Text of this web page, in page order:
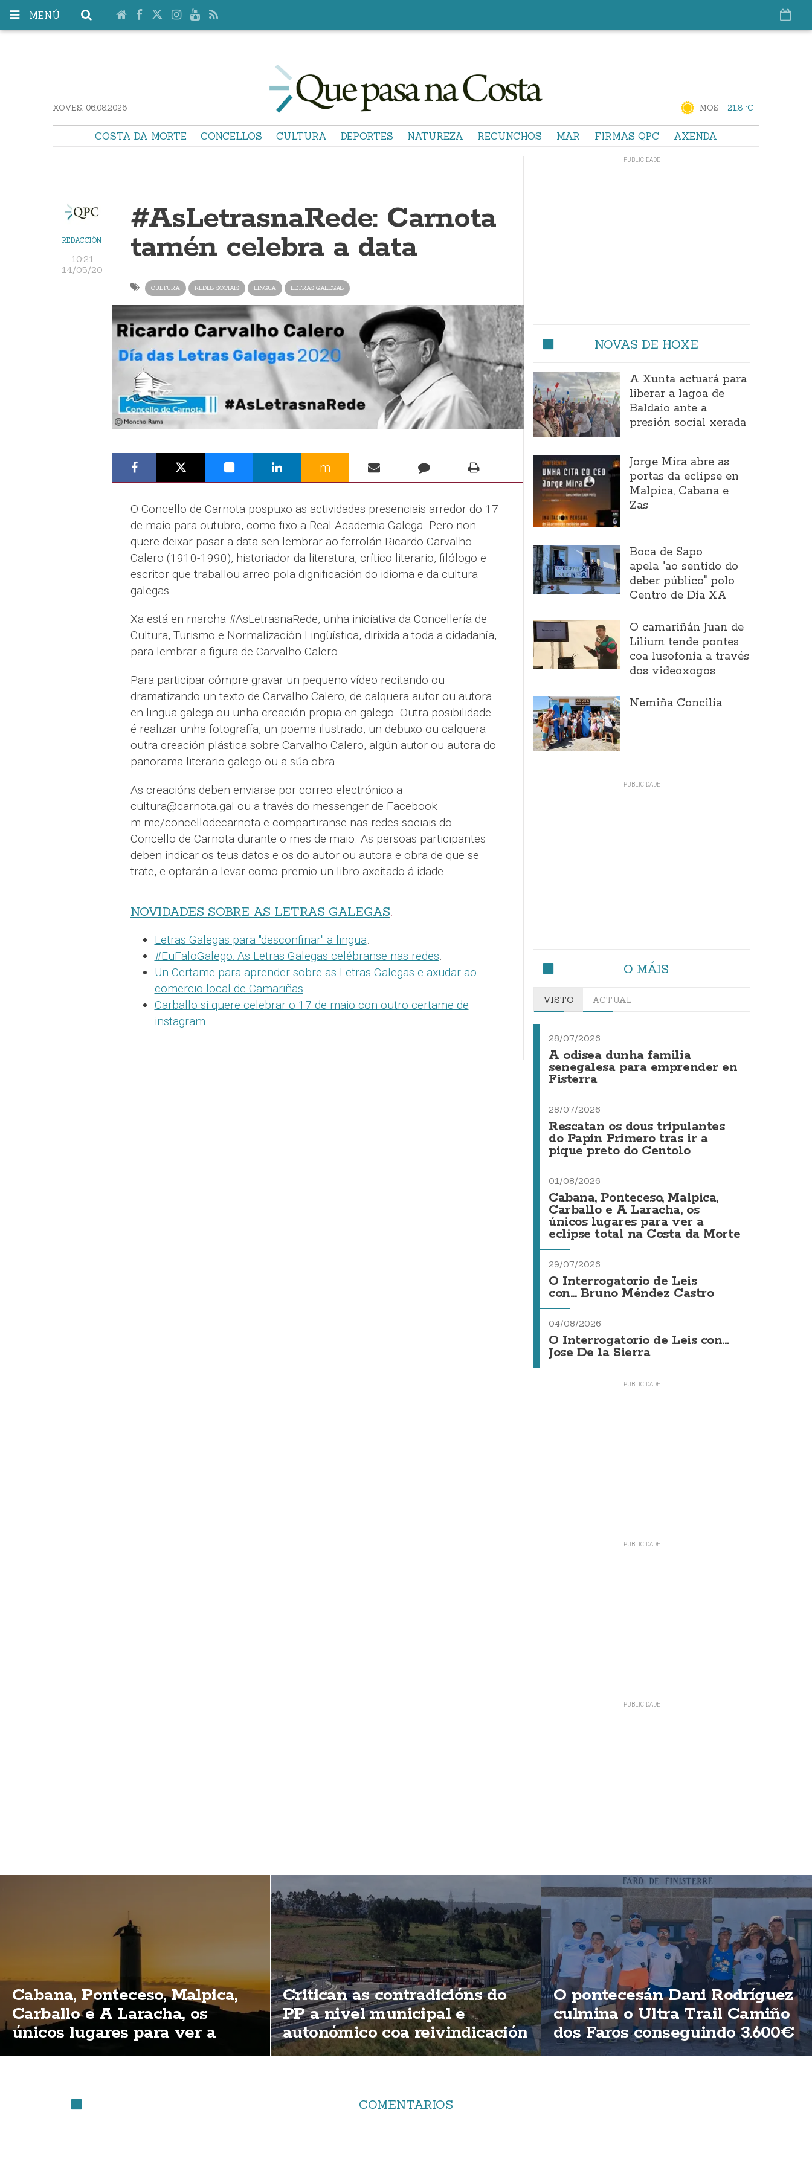
MENÚ
XOVES. 06.08.2026 MOS 21.8 °C
COSTA DA MORTE CONCELLOS CULTURA DEPORTES NATUREZA RECUNCHOS MAR FIRMAS QPC AXENDA
REDACCIÓN
10:21
14/05/20
#AsLetrasnaRede: Carnota
tamén celebra a data
CULTURA REDES SOCIAIS LINGUA LETRAS GALEGAS
m
O Concello de Carnota pospuxo as actividades presenciais arredor do 17
de maio para outubro, como fixo a Real Academia Galega. Pero non
quere deixar pasar a data sen lembrar ao ferrolán Ricardo Carvalho
Calero (1910-1990), historiador da literatura, crítico literario, filólogo e
escritor que traballou arreo pola dignificación do idioma e da cultura
galegas.
Xa está en marcha #AsLetrasnaRede, unha iniciativa da Concellería de
Cultura, Turismo e Normalización Lingüística, dirixida a toda a cidadanía,
para lembrar a figura de Carvalho Calero.
Para participar cómpre gravar un pequeno vídeo recitando ou
dramatizando un texto de Carvalho Calero, de calquera autor ou autora
en lingua galega ou unha creación propia en galego. Outra posibilidade
é realizar unha fotografía, un poema ilustrado, un debuxo ou calquera
outra creación plástica sobre Carvalho Calero, algún autor ou autora do
panorama literario galego ou a súa obra.
As creacións deben enviarse por correo electrónico a
cultura@carnota.gal ou a través do messenger de Facebook
m.me/concellodecarnota e compartiranse nas redes sociais do
Concello de Carnota durante o mes de maio. As persoas participantes
deben indicar os teus datos e os do autor ou autora e obra de que se
trate, e optarán a levar como premio un libro axeitado á idade.
NOVIDADES SOBRE AS LETRAS GALEGAS.
Letras Galegas para "desconfinar" a lingua.
#EuFaloGalego: As Letras Galegas celébranse nas redes.
Un Certame para aprender sobre as Letras Galegas e axudar ao
comercio local de Camariñas.
Carballo si quere celebrar o 17 de maio con outro certame de
instagram.
NOVAS DE HOXE
A Xunta actuará para
liberar a lagoa de
Baldaio ante a
presión social xerada
Jorge Mira abre as
portas da eclipse en
Malpica, Cabana e
Zas
Boca de Sapo
apela "ao sentido do
deber público" polo
Centro de Día XA
O camariñán Juan de
Lilium tende pontes
coa lusofonía a través
dos videoxogos
Nemiña Concilia
O MÁIS
VISTO ACTUAL
28/07/2026
A odisea dunha familia
senegalesa para emprender en
Fisterra
28/07/2026
Rescatan os dous tripulantes
do Papin Primero tras ir a
pique preto do Centolo
01/08/2026
Cabana, Ponteceso, Malpica,
Carballo e A Laracha, os
únicos lugares para ver a
eclipse total na Costa da Morte
29/07/2026
O Interrogatorio de Leis
con... Bruno Méndez Castro
04/08/2026
O Interrogatorio de Leis con...
Jose De la Sierra
Cabana, Ponteceso, Malpica,
Carballo e A Laracha, os
únicos lugares para ver a
eclipse total na Costa da
Critican as contradicións do
PP a nivel municipal e
autonómico coa reivindicación
de elimininación das peaxes
O pontecesán Dani Rodríguez
culmina o Ultra Trail Camiño
dos Faros conseguindo 3.600€
para ASFEGA
COMENTARIOS